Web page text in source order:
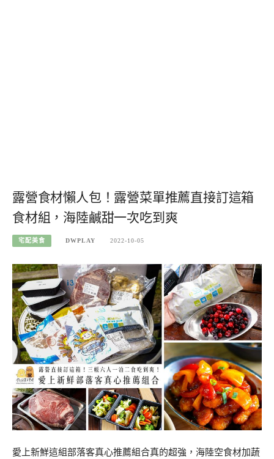
露營食材懶人包！露營菜單推薦直接訂這箱
食材組，海陸鹹甜一次吃到爽
宅配美食 DWPLAY 2022-10-05
愛上新鮮這組部落客真心推薦組合真的超強，海陸空食材加蔬